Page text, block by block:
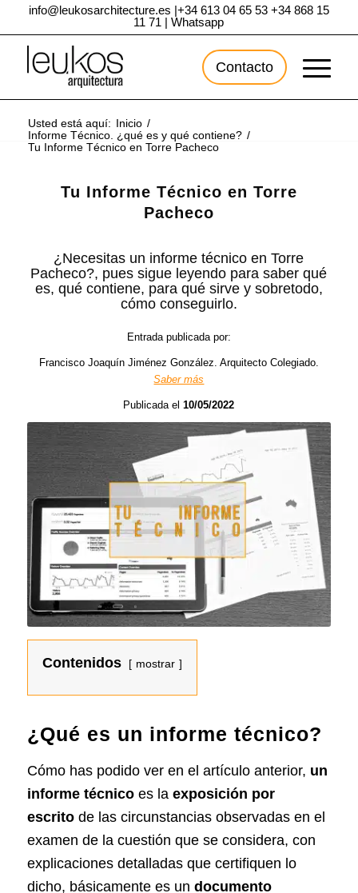
info@leukosarchitecture.es |+34 613 04 65 53 +34 868 15
11 71 |Whatsapp
Contacto
Usted está aquí: Inicio /
Informe Técnico. ¿qué es y qué contiene? /
Tu Informe Técnico en Torre Pacheco
Tu Informe Técnico en Torre
Pacheco
¿Necesitas un informe técnico en Torre
Pacheco?, pues sigue leyendo para saber qué
es, qué contiene, para qué sirve y sobretodo,
cómo conseguirlo.
Entrada publicada por:
Francisco Joaquín Jiménez González. Arquitecto Colegiado.
Saber más
Publicada el10/05/2022
Contenidos mostrar
¿Qué es un informe técnico?
Cómo has podido ver en el artículo anterior, un
informe técnicoes la exposición por
escritode las circunstancias observadas en el
examen de la cuestión que se considera, con
explicaciones detalladas que certifiquen lo
dicho, básicamente es un documento